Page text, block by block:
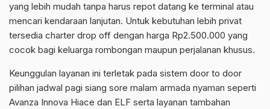
yang lebih mudah tanpa harus repot datang ke terminal atau
mencari kendaraan lanjutan. Untuk kebutuhan lebih privat
tersedia charter drop off dengan harga Rp2.500.000 yang
cocok bagi keluarga rombongan maupun perjalanan khusus.
Keunggulan layanan ini terletak pada sistem door to door
pilihan jadwal pagi siang sore malam armada nyaman seperti
Avanza Innova Hiace dan ELF serta layanan tambahan